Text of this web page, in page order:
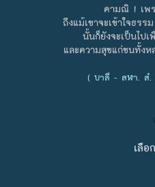
คามณิ ! เพ
ถึงแม้เขาจะเข้าใจธร
นั้นก็ยังจะเป็นไปเ
และความสุขแก่ชนทั้ง
( บาลี - สฬา.
เลือ